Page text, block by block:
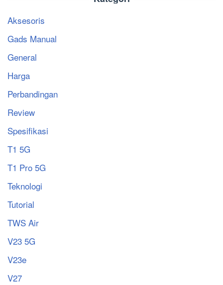
Aksesoris
Gads Manual
General
Harga
Perbandingan
Review
Spesifikasi
T1 5G
T1 Pro 5G
Teknologi
Tutorial
TWS Air
V23 5G
V23e
V27